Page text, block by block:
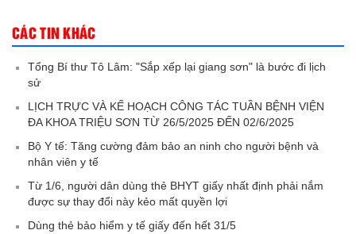
CÁC TIN KHÁC
Tổng Bí thư Tô Lâm: "Sắp xếp lại giang sơn" là bước đi lịch
sử
LỊCH TRỰC VÀ KẾ HOẠCH CÔNG TÁC TUẦN BỆNH VIỆN
ĐA KHOA TRIỆU SƠN TỪ 26/5/2025 ĐẾN 02/6/2025
Bộ Y tế: Tăng cường đảm bảo an ninh cho người bệnh và
nhân viên y tế
Từ 1/6, người dân dùng thẻ BHYT giấy nhất định phải nắm
được sự thay đổi này kẻo mất quyền lợi
Dùng thẻ bảo hiểm y tế giấy đến hết 31/5